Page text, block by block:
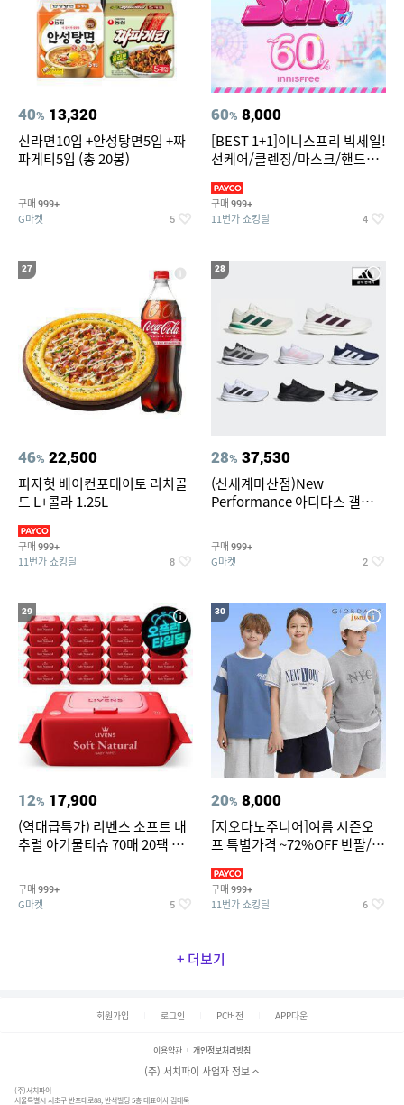
40% 13,320
신라면10입 +안성탕면5입 +짜
파게티5입 (총 20봉)
구매 999+
G마켓 5
60% 8,000
[BEST 1+1]이니스프리 빅세일!
선케어/클렌징/마스크/핸드크
구매 999+
11번가 쇼킹딜 4
27
46% 22,500
피자헛 베이컨포테이토 리치골
드 L+콜라 1.25L
구매 999+
11번가 쇼킹딜 8
28
28% 37,530
(신세계마산점)New
Performance 아디다스 갤럭시
구매 999+
G마켓 2
29
12% 17,900
(역대급특가) 리벤스 소프트 내
추럴 아기물티슈 70매 20팩 캡
구매 999+
G마켓 5
30
20% 8,000
[지오다노주니어]여름 시즌오
프 특별가격 ~72%OFF 반팔/반
구매 999+
11번가 쇼킹딜 6
+ 더보기
회원가입 로그인 PC버전 APP다운
이용약관 개인정보처리방침
(주) 서치파이 사업자 정보
(주)서치파이
서울특별시 서초구 반포대로88, 반석빌딩 5층 대표이사 김태묵